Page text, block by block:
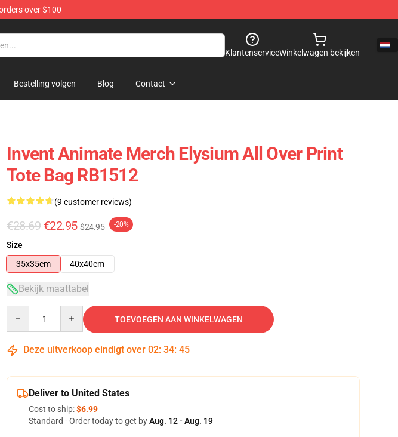
over $100
KlantenserviceWinkelwagen bekijken
Bestelling volgen Blog Contact
Invent Animate Merch Elysium All Over Print
Tote Bag RB1512
(9 customer reviews)
€28.69 €22.95 $24.95 -20%
Size
35x35cm
40x40cm
Bekijk maattabel
TOEVOEGEN AAN WINKELWAGEN
Deze uitverkoop eindigt over 02: 34: 44
Deliver to United States
Cost to ship:$6.99
Standard - Order today to get byAug. 12 - Aug. 19